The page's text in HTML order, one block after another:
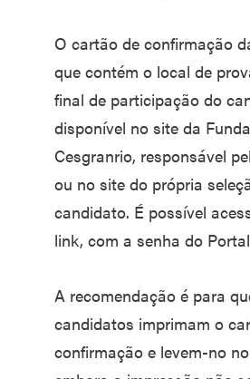
O cartão de confirmação
que contém o local de
final de participação do
disponível no site da
Cesgranrio, responsável
ou no site do própria
candidato. É possível
link, com a senha do
A recomendação é para
candidatos imprimam o
confirmação e levem-no